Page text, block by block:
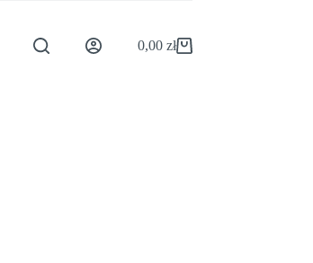
Koszyk
0,00 zł